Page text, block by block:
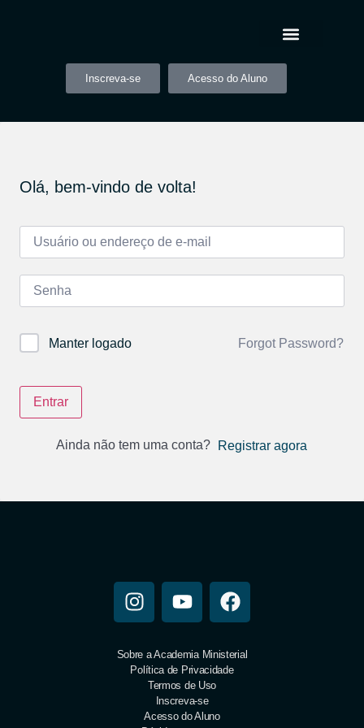
Inscreva-se Acesso do Aluno
Olá, bem-vindo de volta!
Manter logado Forgot Password?
Entrar
Ainda não tem uma conta? Registrar agora
Sobre a Academia Ministerial
Política de Privacidade
Termos de Uso
Inscreva-se
Acesso do Aluno